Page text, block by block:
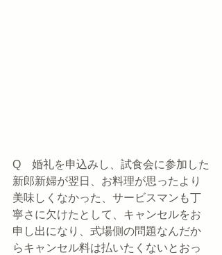
Q　婚礼を申込みし、試食会に参加した
新郎新婦が翌日、お料理が思ったより
美味しくなかった、サービスマンも丁
寧さに欠けたとして、キャンセルをお
申し出になり、式場側の問題なんだか
らキャンセル料は払いたくないとおっ